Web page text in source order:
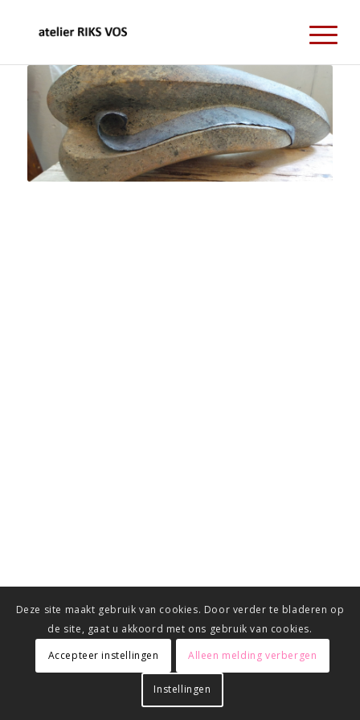
Deze site maakt gebruik van cookies. Door verder te bladeren op
de site, gaat u akkoord met ons gebruik van cookies.
Accepteer instellingen
Alleen melding verbergen
Instellingen